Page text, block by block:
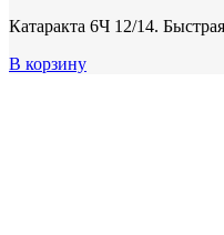
Катаракта 6Ч 12/14.
В корзину